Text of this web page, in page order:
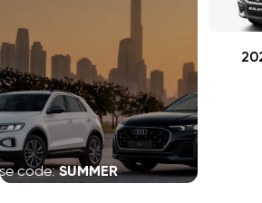
code: SUMMER